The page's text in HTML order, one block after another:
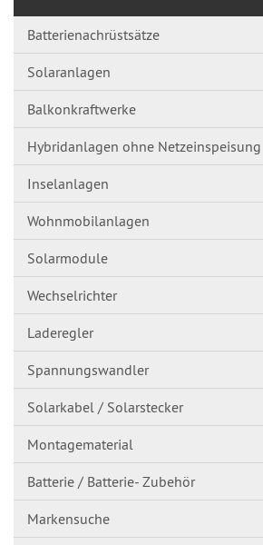
Batterienachrüstsätze
Solaranlagen
Balkonkraftwerke
Hybridanlagen ohne Netzeinspeisung
Inselanlagen
Wohnmobilanlagen
Solarmodule
Wechselrichter
Laderegler
Spannungswandl​er
Solarkabel / Solarstecker
Montagematerial
Batterie / Batterie- Zubehör
Markensuche